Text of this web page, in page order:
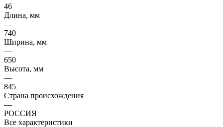
46
Длина, мм
—
740
Ширина, мм
—
650
Высота, мм
—
845
Страна происхождения
—
РОССИЯ
Все характеристики